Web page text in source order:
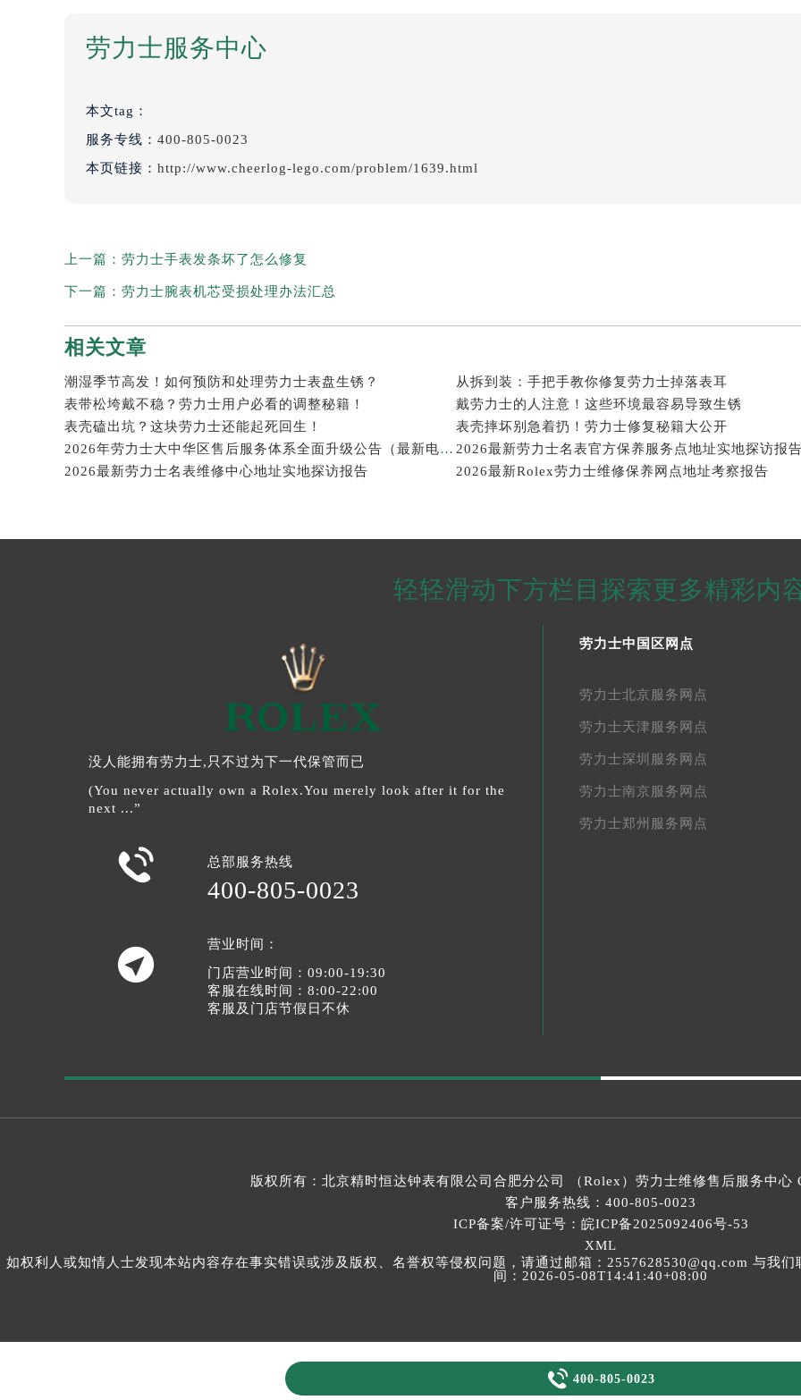
劳力士服务中心
本文tag：
服务专线： 400-805-0023
本页链接： http://www.cheerlog-lego.com/problem/1639.html
上一篇： 劳力士手表发条坏了怎么修复
下一篇： 劳力士腕表机芯受损处理办法汇总
相关文章
潮湿季节高发！如何预防和处理劳力士表盘生锈？
从拆到装：手把手教你修复劳力士掉落表耳
表带松垮戴不稳？劳力士用户必看的调整秘籍！
戴劳力士的人注意！这些环境最容易导致生锈
表壳磕出坑？这块劳力士还能起死回生！
表壳摔坏别急着扔！劳力士修复秘籍大公开
2026年劳力士大中华区售后服务体系全面升级公告（最新电话及地址） 2026最新劳力士名表官方保养服务点地址实地探访报
2026最新劳力士名表维修中心地址实地探访报告
2026最新Rolex劳力士维修保养网点地址考察报告
轻轻滑动下方栏目探索更多精彩内
没人能拥有劳力士,只不过为下一代保管而已
(You never actually own a Rolex.You merely look after it for the
next ...”
 总部服务热线
400-805-0023

营业时间：
门店营业时间：09:00-19:30
客服在线时间：8:00-22:00
客服及门店节假日不休
劳力士中国区网点
劳力士北京服务网点
劳力士天津服务网点
劳力士深圳服务网点
劳力士南京服务网点
劳力士郑州服务网点
版权所有：北京精时恒达钟表有限公司合肥分公司 （Rolex） 劳力士维修售后服务中心
客户服务热线： 400-805-0023
ICP备案/许可证号：皖ICP备2025092406号-53
XML
如权利人或知情人士发现本站内容存在事实错误或涉及版权、名誉权等侵权问题，请通过邮箱：2557628530@qq.com 与我
间：2026-05-08T14:41:40+08:00
 400-805-0023